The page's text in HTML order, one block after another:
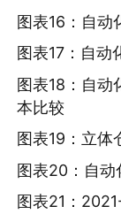
图表16：自动
图表17：自动
图表18：自动
本比较
图表19：立体
图表20：自动
图表21：